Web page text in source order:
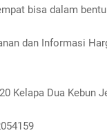
bisa dalam
dan Informasi
Kelapa Dua Kebun